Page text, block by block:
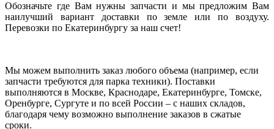
Обозначьте где Вам нужны запчасти и мы предложим Вам
наилучший вариант доставки по земле или по воздуху.
Перевозки по Екатеринбургу за наш счет!
Мы можем выполнить заказ любого объема (например, если
запчасти требуются для парка техники). Поставки
выполняются в Москве, Краснодаре, Екатеринбурге, Томске,
Оренбурге, Сургуте и по всей России – с наших складов,
благодаря чему возможно выполнение заказов в сжатые
сроки.